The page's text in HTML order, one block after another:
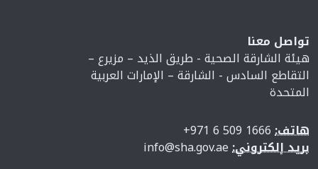
تواصل معنا
هيئة الشارقة الصحية - طريق الذيد – مزيرع –
التقاطع السادس - الشارقة – الإمارات العربية
المتحدة
هاتف:
بريد إلكتروني: